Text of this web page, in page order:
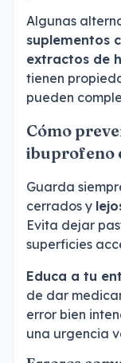
Algunas
suplementos
extractos de
tienen
pueden
Cómo
ibuprofeno
Guarda
cerrados y
Evita dejar
superficies
Educa a tu
de dar
error bien
una urgencia